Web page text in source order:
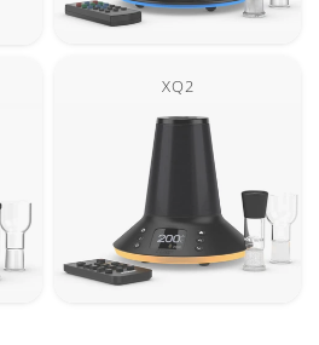
XQ2